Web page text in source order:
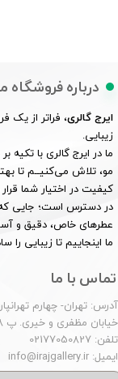
درباره فروشگاه
ایرج گالری، فراتر از یک
زیبایی.
مو، تلاش می‌کنیــم تا
کیفیت در اختیار شما
در دسترس است؛ جایی که
عطرهای خاص، دقیق و
ما اینجاییم تا زیبایی
تماس با ما
آدرس: تهران- چهارم
خیابان مظفری و خیری. پ 958
تلفن: 02177050827
ایمیل: info@irajgallery.ir